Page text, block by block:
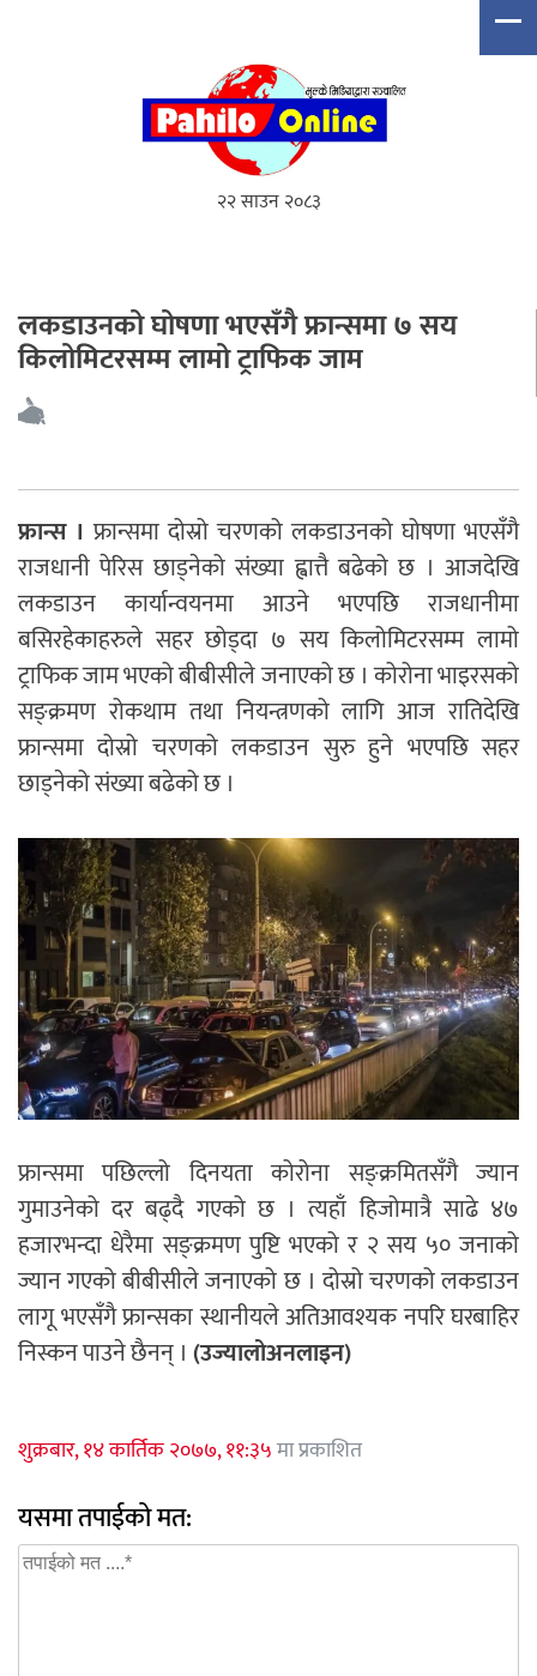
२२ साउन २०८३
लकडाउनको घोषणा भएसँगै फ्रान्समा ७ सय
किलोमिटरसम्म लामो ट्राफिक जाम
फ्रान्स । फ्रान्समा दोस्रो चरणको लकडाउनको घोषणा भएसँगै
राजधानी पेरिस छाड्नेको संख्या ह्वात्तै बढेको छ । आजदेखि
लकडाउन कार्यान्वयनमा आउने भएपछि राजधानीमा
बसिरहेकाहरुले सहर छोड्दा ७ सय किलोमिटरसम्म लामो
ट्राफिक जाम भएको बीबीसीले जनाएको छ । कोरोना भाइरसको
सङ्क्रमण रोकथाम तथा नियन्त्रणको लागि आज रातिदेखि
फ्रान्समा दोस्रो चरणको लकडाउन सुरु हुने भएपछि सहर
छाड्नेको संख्या बढेको छ ।
फ्रान्समा पछिल्लो दिनयता कोरोना सङ्क्रमितसँगै ज्यान
गुमाउनेको दर बढ्दै गएको छ । त्यहाँ हिजोमात्रै साढे ४७
हजारभन्दा धेरैमा सङ्क्रमण पुष्टि भएको र २ सय ५० जनाको
ज्यान गएको बीबीसीले जनाएको छ । दोस्रो चरणको लकडाउन
लागू भएसँगै फ्रान्सका स्थानीयले अतिआवश्यक नपरि घरबाहिर
निस्कन पाउने छैनन् । (उज्यालोअनलाइन)
शुक्रबार, १४ कार्तिक २०७७, ११:३५मा प्रकाशित
यसमा तपाईको मत: